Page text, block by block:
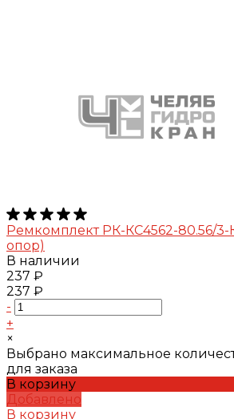
Ремкомплект РК-КС4562-80.56/
опор)
В наличии
237 ₽
237 ₽
-
+
×
Выбрано максимальное
для заказа
В корзину
Добавлено
В корзину